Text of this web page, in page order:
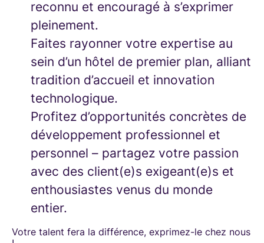
reconnu et encouragé à s’exprimer
pleinement.
Faites rayonner votre expertise au
sein d’un hôtel de premier plan, alliant
tradition d’accueil et innovation
technologique.
Profitez d’opportunités concrètes de
développement professionnel et
personnel – partagez votre passion
avec des client(e)s exigeant(e)s et
enthousiastes venus du monde
entier.
Votre talent fera la différence, exprimez-le chez nous